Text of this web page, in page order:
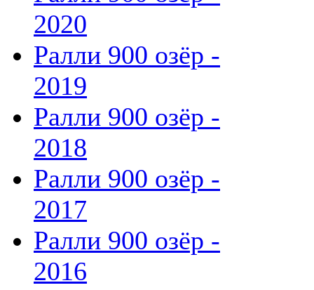
2020
Ралли 900 озёр -
2019
Ралли 900 озёр -
2018
Ралли 900 озёр -
2017
Ралли 900 озёр -
2016